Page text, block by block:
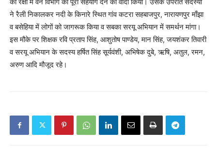
ने रैली निकालकर नदी के किनारे स्थित गांव कटरा सहबाजपुर, नारायणपुर माँझा
व बसेहिया में लोगों को जागरूक किया व सबका सरयू अभियान में समर्थन मांगा।
इस मौके पर शिक्षक रवि प्रताप सिंह, आशुतोष पाण्डेय, मान सिंह, जयशंकर तिवारी
व सरयू अभियान के सदस्य हर्षित सिंह सूर्यवंशी, अभिषेक दुबे, ऋषि, अतुल, रमन,
अरुण आदि मौजूद रहे।